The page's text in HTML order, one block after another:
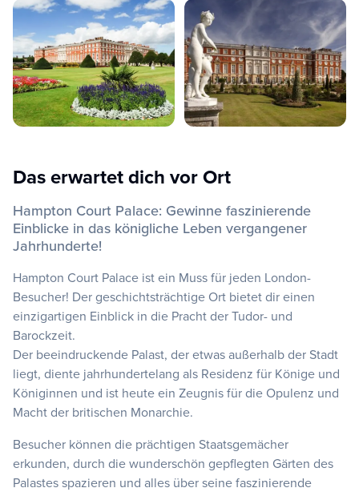
Das erwartet dich vor Ort
Hampton Court Palace: Gewinne faszinierende
Einblicke in das königliche Leben vergangener
Jahrhunderte!
Hampton Court Palace ist ein Muss für jeden London-
Besucher! Der geschichtsträchtige Ort bietet dir einen
einzigartigen Einblick in die Pracht der Tudor- und
Barockzeit.
Der beeindruckende Palast, der etwas außerhalb der Stadt
liegt, diente jahrhundertelang als Residenz für Könige und
Königinnen und ist heute ein Zeugnis für die Opulenz und
Macht der britischen Monarchie.
Besucher können die prächtigen Staatsgemächer
erkunden, durch die wunderschön gepflegten Gärten des
Palastes spazieren und alles über seine faszinierende